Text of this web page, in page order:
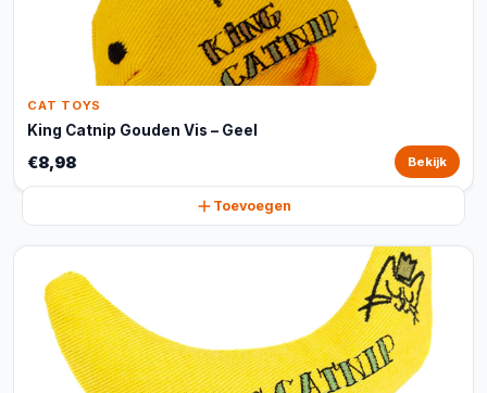
CAT TOYS
King Catnip Gouden Vis – Geel
€8,98 Bekijk
Toevoegen